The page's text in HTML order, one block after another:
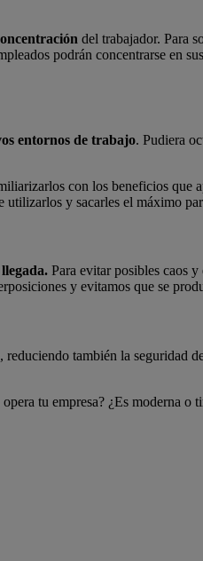
del trabajador. Para
podrán concentrarse en
entornos de trabajo. Pudiera
con los beneficios que
utilizarlos y sacarles el máximo
Para evitar posibles caos
y evitamos que se
, reduciendo también la seguridad
tu empresa? ¿Es moderna o